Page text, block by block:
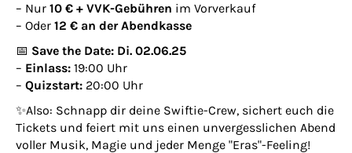
– Nur 10 € + VVK-Gebühren im Vorverkauf
– Oder 12 € an der Abendkasse
📅 Save the Date: Di. 02.06.25
– Einlass: 19:00 Uhr
– Quizstart: 20:00 Uhr
✨Also: Schnapp dir deine Swiftie-Crew, sichert euch die
Tickets und feiert mit uns einen unvergesslichen Abend
voller Musik, Magie und jeder Menge "Eras"-Feeling!